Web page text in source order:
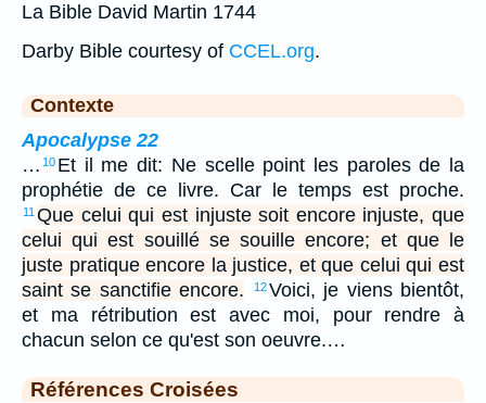
La Bible David Martin 1744
Darby Bible courtesy of CCEL.org.
Contexte
Apocalypse 22
… 10 Et il me dit: Ne scelle point les paroles de la
prophétie de ce livre. Car le temps est proche.
11 Que celui qui est injuste soit encore injuste, que
celui qui est souillé se souille encore; et que le
juste pratique encore la justice, et que celui qui est
saint se sanctifie encore.
12Voici, je viens bientôt,
et ma rétribution est avec moi, pour rendre à
chacun selon ce qu'est son oeuvre.…
Références Croisées